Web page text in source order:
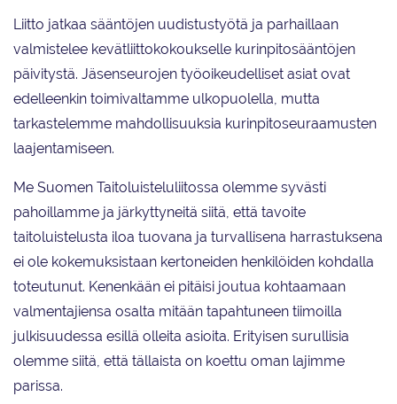
Liitto jatkaa sääntöjen uudistustyötä ja parhaillaan
valmistelee kevätliittokokoukselle kurinpitosääntöjen
päivitystä. Jäsenseurojen työoikeudelliset asiat ovat
edelleenkin toimivaltamme ulkopuolella, mutta
tarkastelemme mahdollisuuksia kurinpitoseuraamusten
laajentamiseen.
Me Suomen Taitoluisteluliitossa olemme syvästi
pahoillamme ja järkyttyneitä siitä, että tavoite
taitoluistelusta iloa tuovana ja turvallisena harrastuksena
ei ole kokemuksistaan kertoneiden henkilöiden kohdalla
toteutunut. Kenenkään ei pitäisi joutua kohtaamaan
valmentajiensa osalta mitään tapahtuneen tiimoilla
julkisuudessa esillä olleita asioita. Erityisen surullisia
olemme siitä, että tällaista on koettu oman lajimme
parissa.